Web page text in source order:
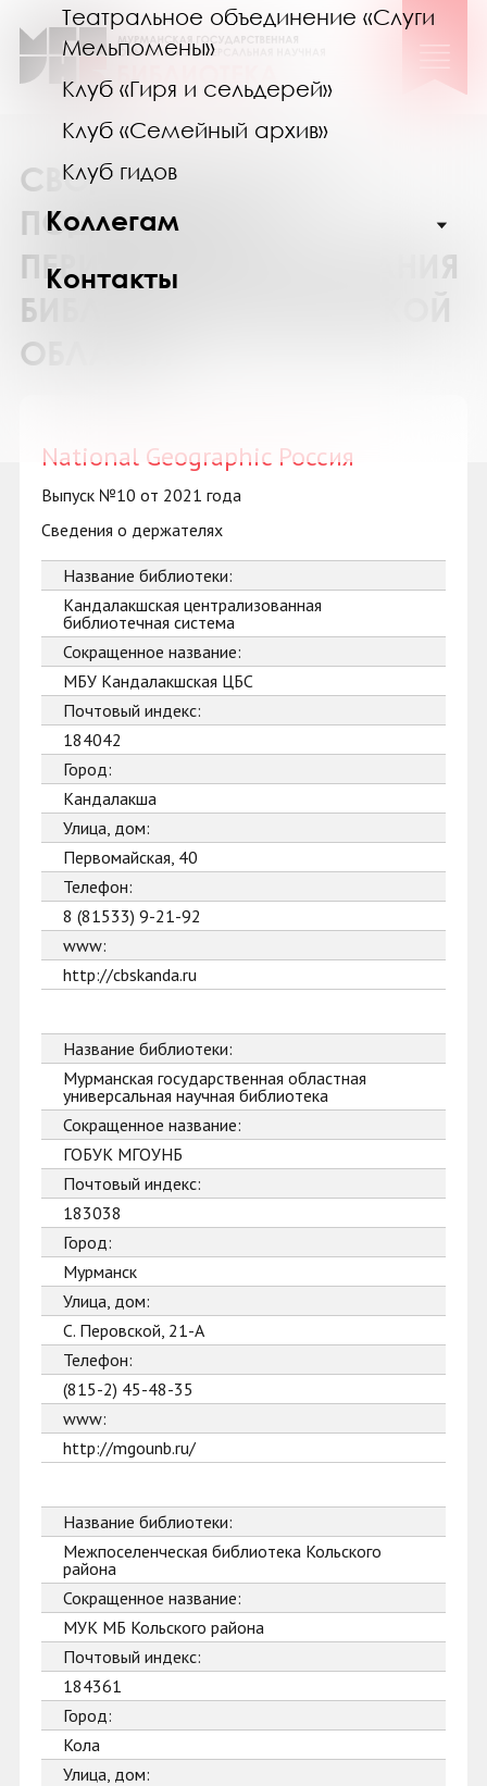
Театральное объединение «Слуги
Мельпомены»
Клуб «Гиря и сельдерей»
Клуб «Семейный архив»
Клуб гидов
Коллегам
Контакты
СВОДНЫЙ КАТАЛОГ
ПОДПИСКИ НА
ПЕРИОДИЧЕСКИЕ ИЗДАНИЯ
БИБЛИОТЕК МУРМАНСКОЙ
ОБЛАСТИ
National Geographic Россия
Выпуск №10 от 2021 года
Сведения о держателях
Название библиотеки:
Кандалакшская централизованная
библиотечная система
Сокращенное название:
МБУ Кандалакшская ЦБС
Почтовый индекс:
184042
Город:
Кандалакша
Улица, дом:
Первомайская, 40
Телефон:
8 (81533) 9-21-92
www:
http://cbskanda.ru
Название библиотеки:
Мурманская государственная областная
универсальная научная библиотека
Сокращенное название:
ГОБУК МГОУНБ
Почтовый индекс:
183038
Город:
Мурманск
Улица, дом:
С. Перовской, 21-А
Телефон:
(815-2) 45-48-35
www:
http://mgounb.ru/
Название библиотеки:
Межпоселенческая библиотека Кольского
района
Сокращенное название:
МУК МБ Кольского района
Почтовый индекс:
184361
Город:
Кола
Улица, дом: